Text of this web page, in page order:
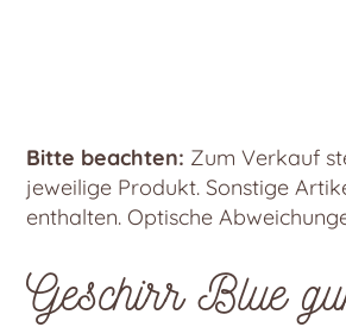
Bitte beachten: Zum Verkauf
jeweilige Produkt. Sonstige
enthalten. Optische
Geschirr Blue